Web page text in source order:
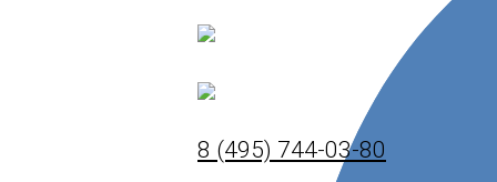
8 (495) 744-03-80